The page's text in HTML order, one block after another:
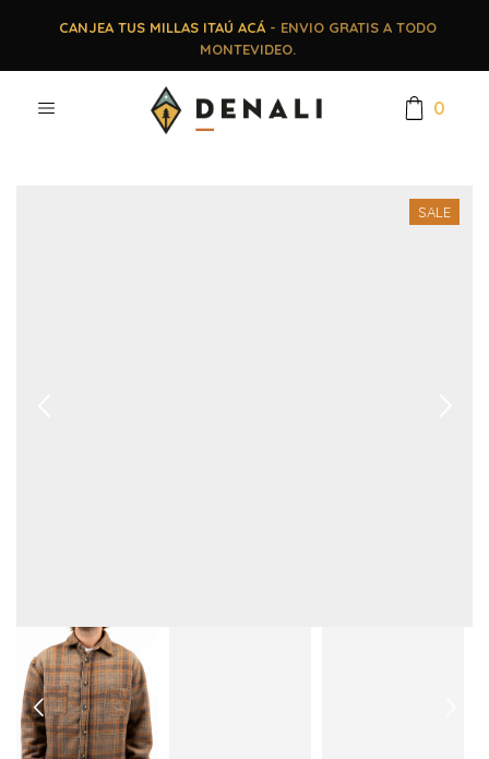
CANJEA TUS MILLAS ITAÚ ACÁ- ENVIO GRATIS A TODO
MONTEVIDEO.
0
SALE